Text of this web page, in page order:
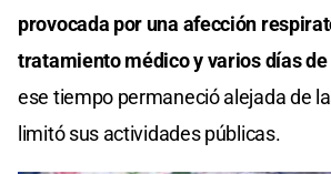
provocada por una afección
tratamiento médico y varios días
ese tiempo permaneció alejada de
limitó sus actividades públicas.